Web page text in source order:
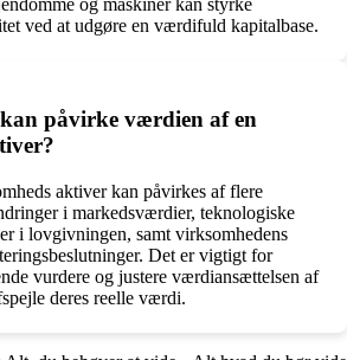
og maskiner kan styrke
ved at udgøre en værdifuld kapitalbase.
påvirke værdien af en
aktiver kan påvirkes af flere
i markedsværdier, teknologiske
i lovgivningen, samt virksomhedens
Det er vigtigt for
vurdere og justere værdiansættelsen af
deres reelle værdi.